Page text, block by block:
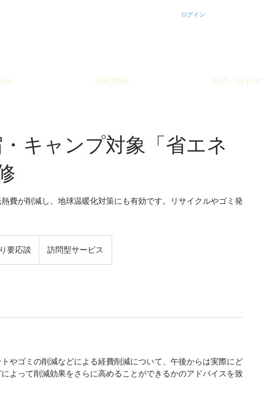
ログイン
会社情報 お問い合わせ
キャンプ対象「省エネ
費が削減し、地球温暖化対策にも有効です。リサイクルやゴミ発
要応談 訪問型サービス
やゴミの削減などによる経費削減について、午後からは実際にど
よって削減効果をさらに高めることができるかのアドバイスを致